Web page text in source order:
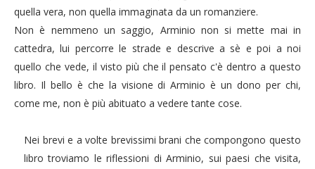
quella vera, non quella immaginata da un romanziere.
Non è nemmeno un saggio, Arminio non si mette mai in
cattedra, lui percorre le strade e descrive a sè e poi a noi
quello che vede, il visto più che il pensato c'è dentro a questo
libro. Il bello è che la visione di Arminio è un dono per chi,
come me, non è più abituato a vedere tante cose.
Nei brevi e a volte brevissimi brani che compongono questo
libro troviamo le riflessioni di Arminio, sui paesi che visita,